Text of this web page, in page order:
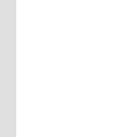
Warum